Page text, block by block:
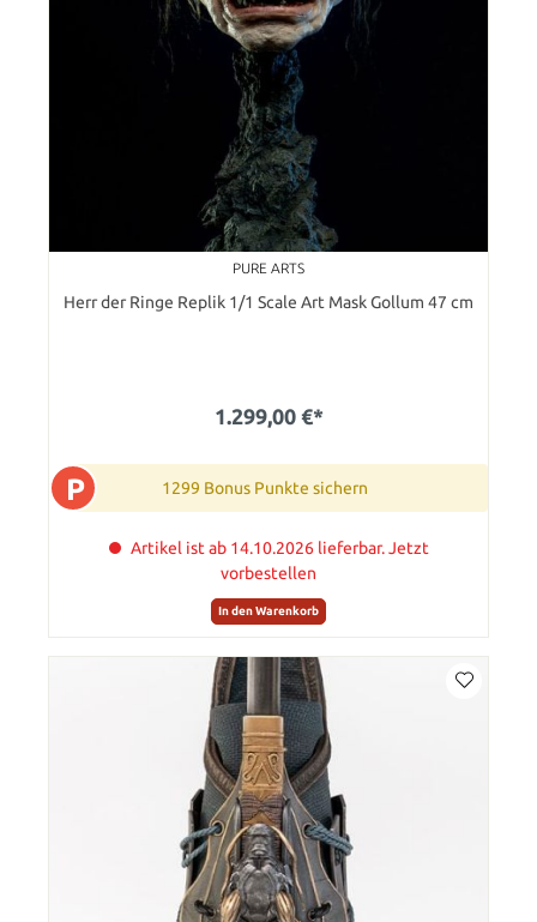
PURE ARTS
Herr der Ringe Replik 1/1 Scale Art Mask Gollum 47 cm
1.299,00 €*
P 1299 Bonus Punkte sichern
Artikel ist ab 14.10.2026 lieferbar. Jetzt
vorbestellen
In den Warenkorb